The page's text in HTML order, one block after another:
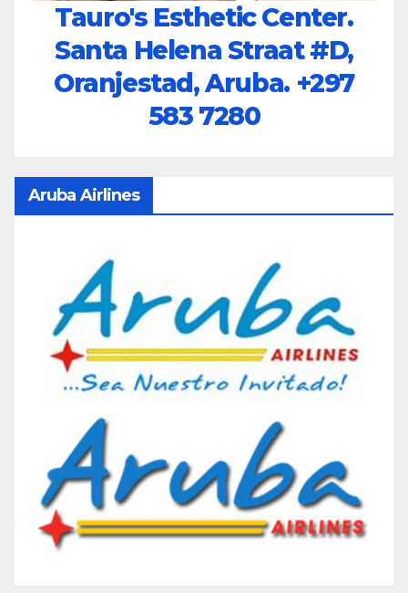
Tauro's Esthetic Center.
Santa Helena Straat #D,
Oranjestad, Aruba. +297
583 7280
Aruba Airlines